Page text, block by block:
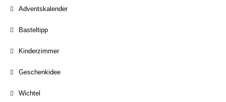
Adventskalender
Basteltipp
Kinderzimmer
Geschenkidee
Wichtel